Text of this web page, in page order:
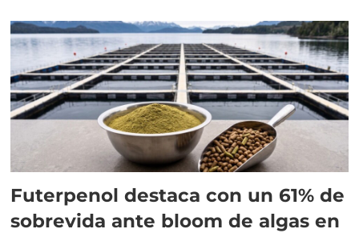
Futerpenol destaca con un 61% de
sobrevida ante bloom de algas en